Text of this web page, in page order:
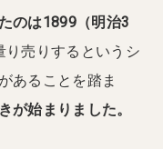
のは1899（明治3
り売りするというシ
あることを踏ま
が始まりました。